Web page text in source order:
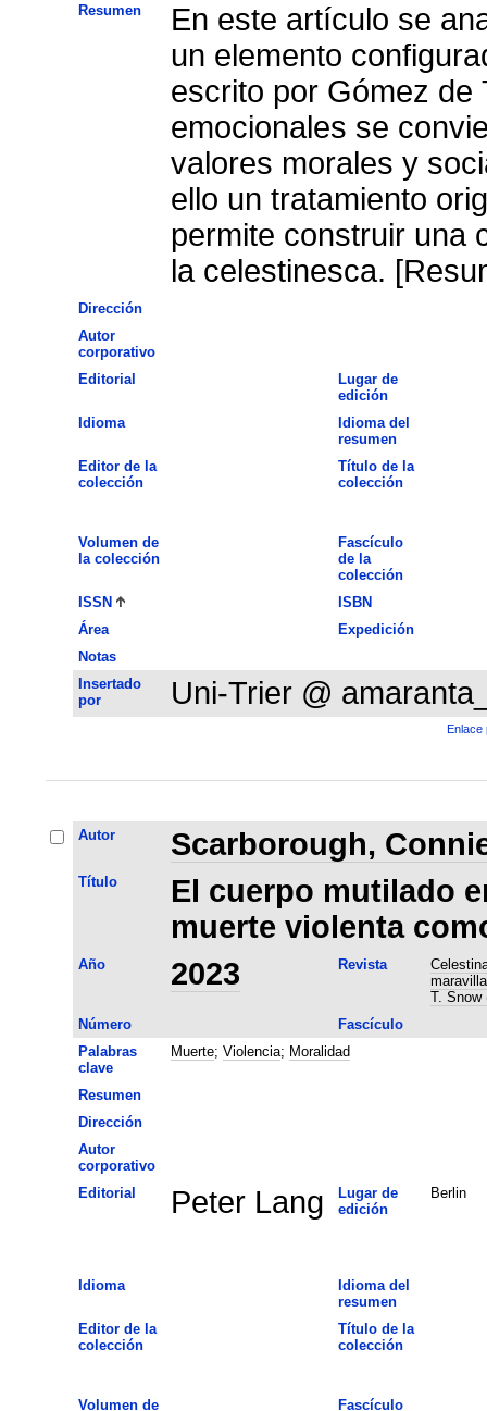
Resumen
En este artículo se
un elemento
escrito por Gómez de
emocionales se convierten en una materialización de los
valores morales y
ello un tratamiento
permite construir una
la celestinesca.
Dirección
Autor
corporativo
Editorial
Lugar de
edición
Idioma
Idioma del
resumen
Editor de la
colección
Título de la
colección
Volumen de
la colección
Fascículo
de la
colección
ISSN
ISBN
Área
Expedición
Notas
Insertado
por
Uni-Trier @
Enlace
Autor Scarborough,
Título
El cuerpo mutilado
muerte violenta
Año 2023 Revista
T. Snow
Número
Fascículo
Palabras
clave
Muerte; Violencia; Moralidad
Resumen
Dirección
Autor
corporativo
Editorial
Peter Lang
Lugar de
edición
Berlin
Idioma
Idioma del
resumen
Editor de la
colección
Título de la
colección
Volumen de Fascículo